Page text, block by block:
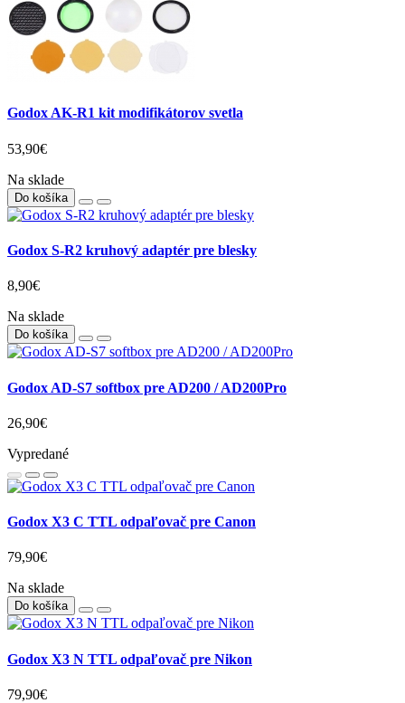
Godox AK-R1 kit modifikátorov svetla
53,90€
Na sklade
Do košíka
Godox S-R2 kruhový adaptér pre blesky
8,90€
Na sklade
Do košíka
Godox AD-S7 softbox pre AD200 / AD200Pro
26,90€
Vypredané
Godox X3 C TTL odpaľovač pre Canon
79,90€
Na sklade
Do košíka
Godox X3 N TTL odpaľovač pre Nikon
79,90€